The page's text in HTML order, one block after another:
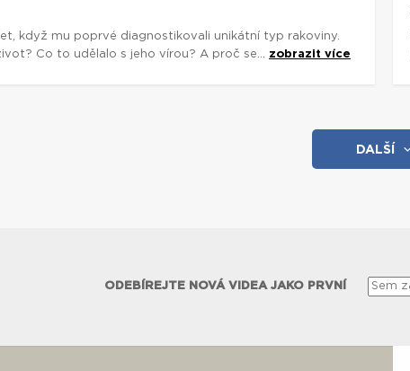
když mu poprvé diagnostikovali unikátní typ rakoviny.
Co to udělalo s jeho vírou? A proč se... zobrazit více
DALŠÍ
ODEBÍREJTE NOVÁ VIDEA JAKO PRVNÍ